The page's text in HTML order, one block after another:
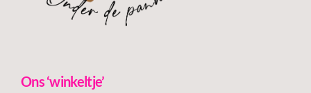
Ons ‘winkeltje’